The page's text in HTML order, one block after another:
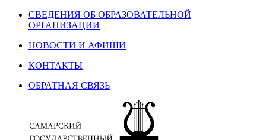
СВЕДЕНИЯ ОБ ОБРАЗОВАТЕЛЬНОЙ
ОРГАНИЗАЦИИ
НОВОСТИ И АФИШИ
КОНТАКТЫ
ОБРАТНАЯ СВЯЗЬ